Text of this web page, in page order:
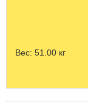
Вес: 51.00 кг